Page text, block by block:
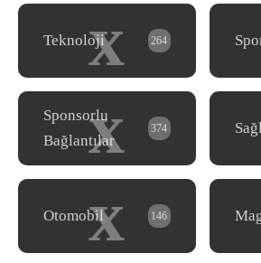
x
Teknoloji 264
x
Sponsorlu
Bağlantılar
374
x
Otomobil 146